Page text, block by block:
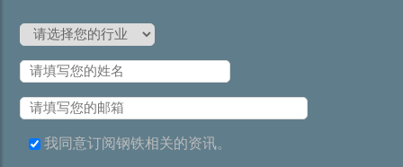
我同意订阅钢铁相关的资讯。